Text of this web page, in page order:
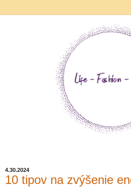
4.30.2024
10 tipov na zvýšenie